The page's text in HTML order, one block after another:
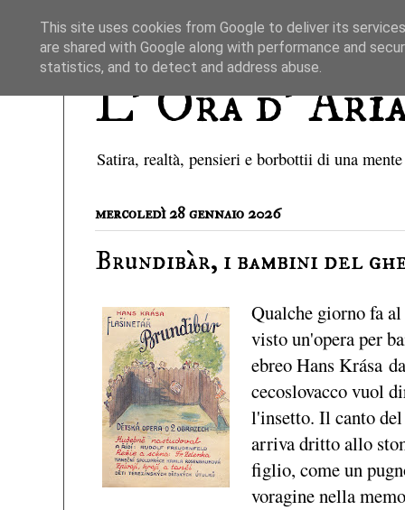
L' Ora d'
Satira, realtà, pensieri e borbottii di una
mercoledì 28 gennaio 2026
Brundibàr, i bambini del
Qualche giorno fa
visto un'opera per
ebreoHans Krása
cecoslovacco vuol
l'insetto. Il canto
arriva dritto allo
figlio, come un
voragine nella
This site uses cookies from Google to deliver its
are shared with Google along with performance and
statistics, and to detect and address abuse.